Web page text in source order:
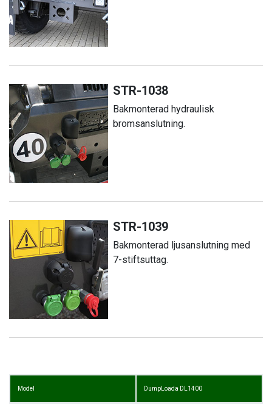
STR-1038
Bakmonterad hydraulisk
bromsanslutning.
STR-1039
Bakmonterad ljusanslutning med
7-stiftsuttag.
Model DumpLoada DL1400